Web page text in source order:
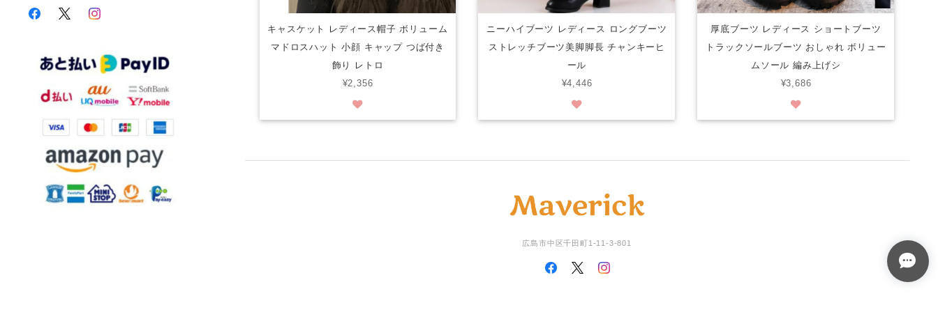
キャスケット レディース帽子 ボリューム
マドロスハット 小顔 キャップ つば付き
飾り レトロ
¥2,356
ニーハイブーツ レディース ロングブーツ
ストレッチブーツ美脚脚長 チャンキーヒ
ール
¥4,446
厚底ブーツ レディース ショートブーツ
トラックソールブーツ おしゃれ ボリュー
ムソール 編み上げシ
¥3,686
広島市中区千田町1-11-3-801